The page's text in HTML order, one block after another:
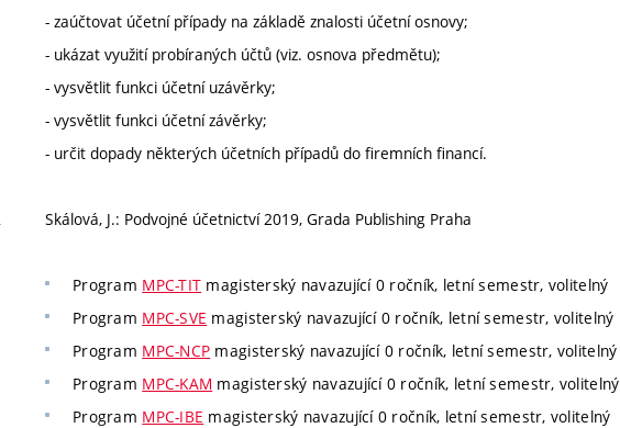
- zaúčtovat účetní případy na základě znalosti účetní osnovy;
- ukázat využití probíraných účtů (viz. osnova předmětu);
- vysvětlit funkci účetní uzávěrky;
- vysvětlit funkci účetní závěrky;
- určit dopady některých účetních případů do firemních financí.
Skálová, J.: Podvojné účetnictví 2019, Grada Publishing Praha
Program MPC-TIT magisterský navazující 0 ročník, letní semestr, volitelný
Program MPC-SVE magisterský navazující 0 ročník, letní semestr, volitelný
Program MPC-NCP magisterský navazující 0 ročník, letní semestr, volitelný
Program MPC-KAM magisterský navazující 0 ročník, letní semestr, volitelný
Program MPC-IBE magisterský navazující 0 ročník, letní semestr, volitelný